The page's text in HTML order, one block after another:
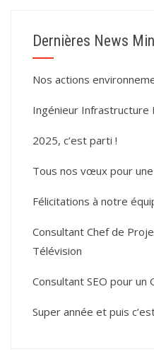
Dernières News
Nos actions
Ingénieur Infrastructure
2025, c’est parti !
Tous nos vœux pour
Félicitations à notre
Consultant Chef de
Télévision
Consultant SEO pour un
Super année et puis